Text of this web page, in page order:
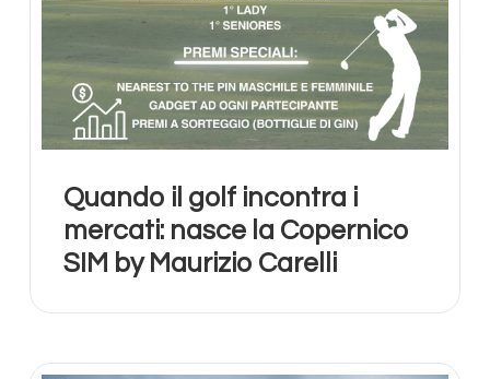
Quando il golf incontra i
mercati: nasce la Copernico
SIM by Maurizio Carelli